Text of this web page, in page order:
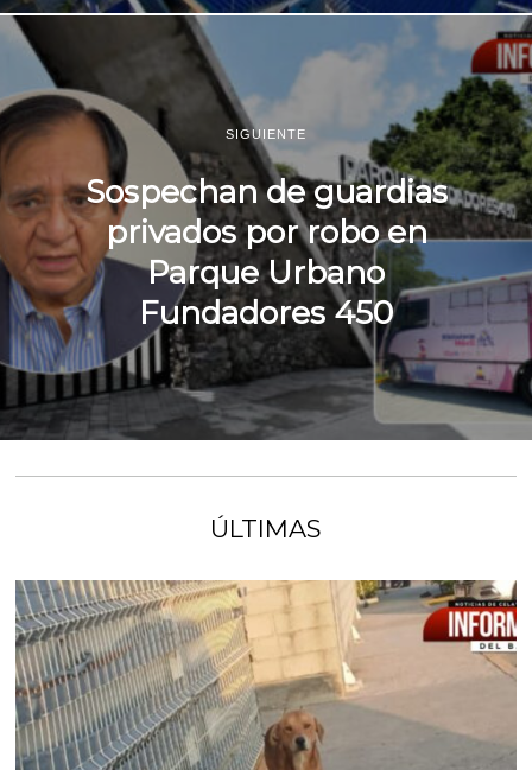
SIGUIENTE
Sospechan de guardias
privados por robo en
Parque Urbano
Fundadores 450
ÚLTIMAS